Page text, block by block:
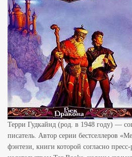
Терри Гудкайнд (род. в 1948 году) —
писатель. Автор серии бестселлеров
фэнтези, книги которой согласно